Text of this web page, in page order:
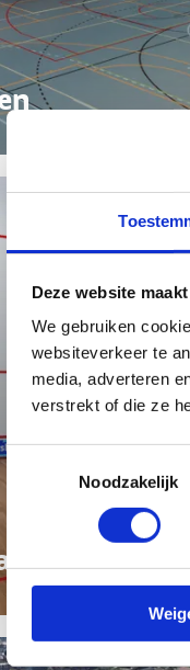
Deze website
We gebruiken
websiteverkeer te
media, adverteren
verstrekt of die ze
Toestemmingsselectie
Noodzakelijk